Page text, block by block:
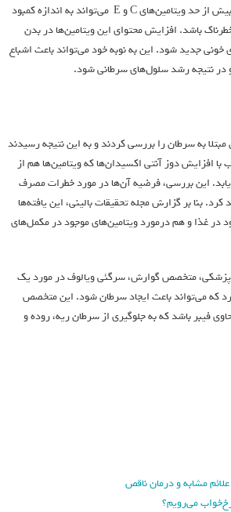
به گفته دانشمندان، مصرف بیش از حد ویتامین‌های C و E می‌تواند به اندازه کمبود
باشد. افزایش محتوای این ویتامین‌ها در بدن
جدید شود. این به نوبه خود می‌تواند باعث اشباع
در نتیجه رشد سلول‌های سرطانی شود.
به سرطان را بررسی کردند و به این نتیجه رسیدند
افزایش دوز آنتی اکسیدان‌ها که ویتامین‌ها هم از
این بررسی، فرضیه آن‌ها در مورد خطرات مصرف
کرد. بنا بر گزارش مجله تحقیقات بالینی، این یافته‌ها
در غذا و هم درمورد ویتامین‌های موجود در مکمل‌های
پزشکی، متخصص گوارش، سرگئی ویالوف در مورد یک
که می‌تواند باعث ایجاد سرطان شود. این متخصص
فیبر باشد که به جلوگیری از سرطان ریه، روده و
مشابه و درمان ناقص
می‌رویم؟